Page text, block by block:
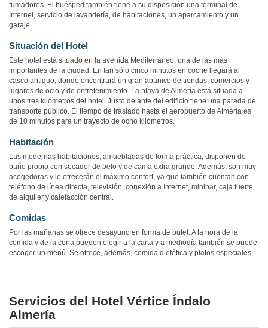
fumadores. El huésped también tiene a su disposición una terminal de
Internet, servicio de lavandería, de habitaciones, un aparcamiento y un
garaje.
Situación del Hotel
Este hotel está situado en la avenida Mediterráneo, una de las más
importantes de la ciudad. En tan sólo cinco minutos en coche llegará al
casco antiguo, donde encontrará un gran abanico de tiendas, comercios y
lugares de ocio y de entretenimiento. La playa de Almería está situada a
unos tres kilómetros del hotel. Justo delante del edificio tiene una parada de
transporte público. El tiempo de traslado hasta el aeropuerto de Almería es
de 10 minutos para un trayecto de ocho kilómetros.
Habitación
Las modernas habitaciones, amuebladas de forma práctica, disponen de
baño propio con secador de pelo y de cama extra grande. Además, son muy
acogedoras y le ofrecerán el máximo confort, ya que también cuentan con
teléfono de línea directa, televisión, conexión a Internet, minibar, caja fuerte
de alquiler y calefacción central.
Comidas
Por las mañanas se ofrece desayuno en forma de bufet. A la hora de la
comida y de la cena pueden elegir a la carta y a mediodía también se puede
escoger un menú. Se ofrece, además, comida dietética y platos especiales.
Servicios del Hotel Vértice Índalo
Almería